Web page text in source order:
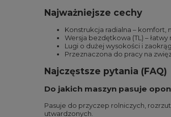
Najważniejsze cechy
Konstrukcja radialna – komfort,
Wersja bezdętkowa (TL) –
Lugi o dużej wysokości i
Przeznaczona do pracy na
Najczęstsze pytania (FAQ)
Do jakich maszyn pasuje
Pasuje do przyczep rolniczych,
utwardzonych.